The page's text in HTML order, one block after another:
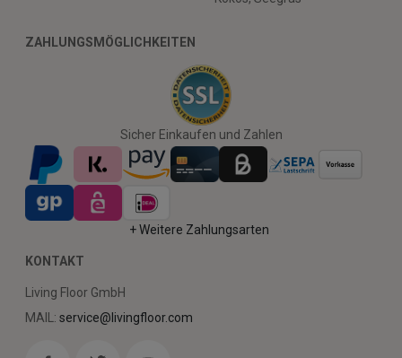
ZAHLUNGSMÖGLICHKEITEN
Sicher Einkaufen und Zahlen
+ Weitere Zahlungsarten
KONTAKT
Living Floor GmbH
MAIL: service@livingfloor.com